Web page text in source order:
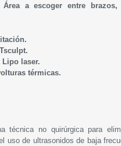
a escoger entre brazos,
Lipo laser.
térmicas.
técnica no quirúrgica para
uso de ultrasonidos de baja